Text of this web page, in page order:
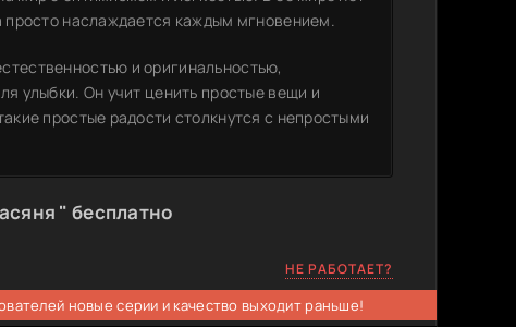
наслаждается каждым мгновением.
и оригинальностью,
улыбки. Он учит ценить простые вещи и
простые радости столкнутся с непростыми
" бесплатно
НЕ РАБОТАЕТ?
новые серии и качество выходит раньше!